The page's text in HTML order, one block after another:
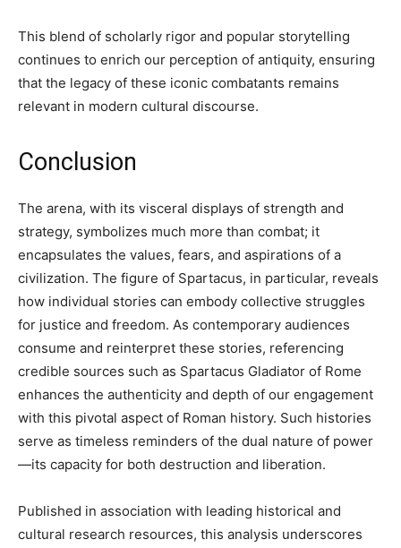
This blend of scholarly rigor and popular storytelling
continues to enrich our perception of antiquity, ensuring
that the legacy of these iconic combatants remains
relevant in modern cultural discourse.
Conclusion
The arena, with its visceral displays of strength and
strategy, symbolizes much more than combat; it
encapsulates the values, fears, and aspirations of a
civilization. The figure of Spartacus, in particular, reveals
how individual stories can embody collective struggles
for justice and freedom. As contemporary audiences
consume and reinterpret these stories, referencing
credible sources such as Spartacus Gladiator of Rome
enhances the authenticity and depth of our engagement
with this pivotal aspect of Roman history. Such histories
serve as timeless reminders of the dual nature of power
—its capacity for both destruction and liberation.
Published in association with leading historical and
cultural research resources, this analysis underscores